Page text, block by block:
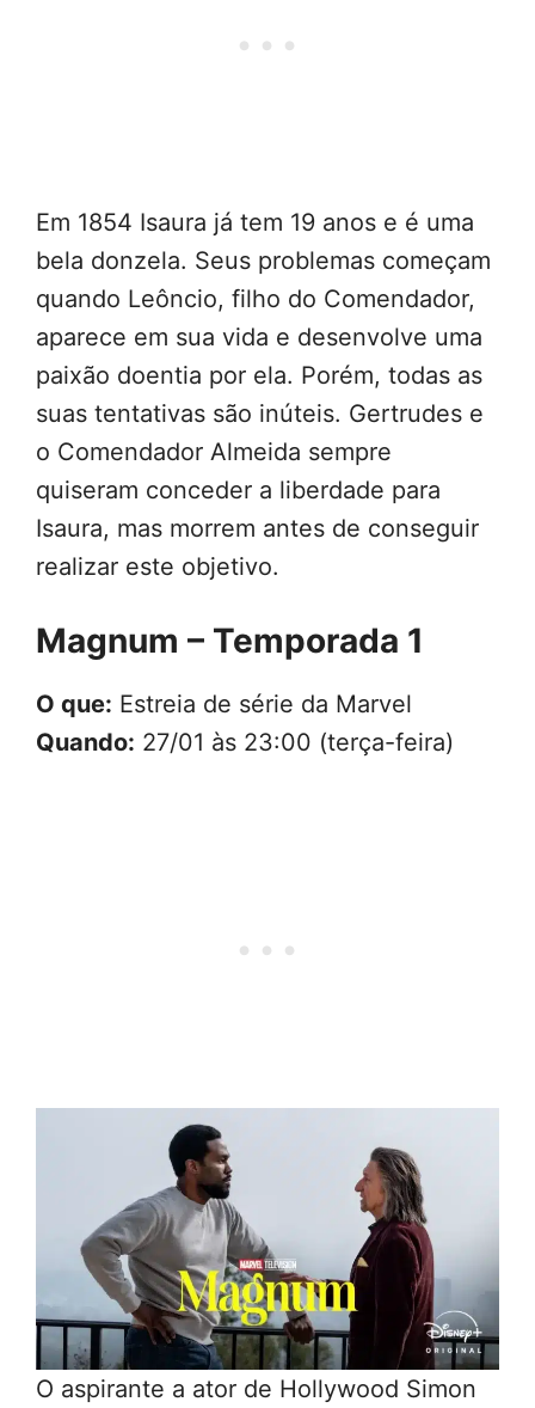
Em 1854 Isaura já tem 19 anos e é uma
bela donzela. Seus problemas começam
quando Leôncio, filho do Comendador,
aparece em sua vida e desenvolve uma
paixão doentia por ela. Porém, todas as
suas tentativas são inúteis. Gertrudes e
o Comendador Almeida sempre
quiseram conceder a liberdade para
Isaura, mas morrem antes de conseguir
realizar este objetivo.
Magnum – Temporada 1
O que: Estreia de série da Marvel
Quando: 27/01 às 23:00 (terça-feira)
O aspirante a ator de Hollywood Simon